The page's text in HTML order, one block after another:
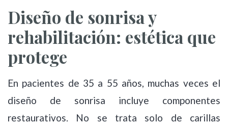
Diseño de sonrisa y
rehabilitación: estética que
protege
En pacientes de 35 a 55 años, muchas veces el
diseño de sonrisa incluye componentes
restaurativos. No se trata solo de carillas